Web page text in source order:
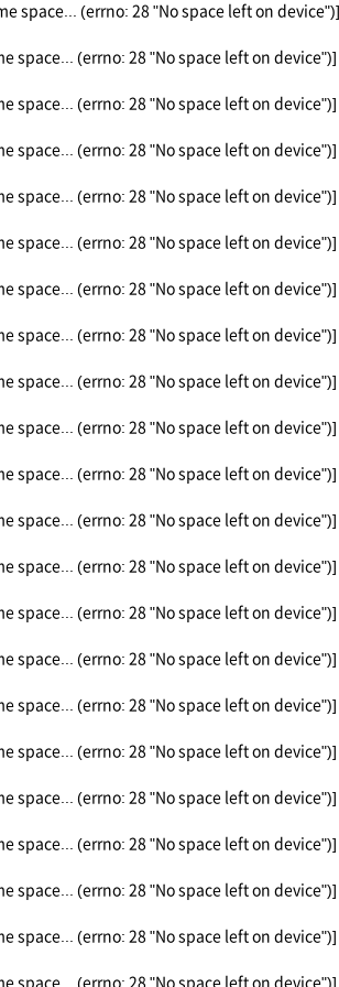
space... (errno: 28 "No space left on device")]
space... (errno: 28 "No space left on device")]
space... (errno: 28 "No space left on device")]
space... (errno: 28 "No space left on device")]
space... (errno: 28 "No space left on device")]
space... (errno: 28 "No space left on device")]
space... (errno: 28 "No space left on device")]
space... (errno: 28 "No space left on device")]
space... (errno: 28 "No space left on device")]
space... (errno: 28 "No space left on device")]
space... (errno: 28 "No space left on device")]
space... (errno: 28 "No space left on device")]
space... (errno: 28 "No space left on device")]
space... (errno: 28 "No space left on device")]
space... (errno: 28 "No space left on device")]
space... (errno: 28 "No space left on device")]
space... (errno: 28 "No space left on device")]
space... (errno: 28 "No space left on device")]
space... (errno: 28 "No space left on device")]
space... (errno: 28 "No space left on device")]
space... (errno: 28 "No space left on device")]
space... (errno: 28 "No space left on device")]